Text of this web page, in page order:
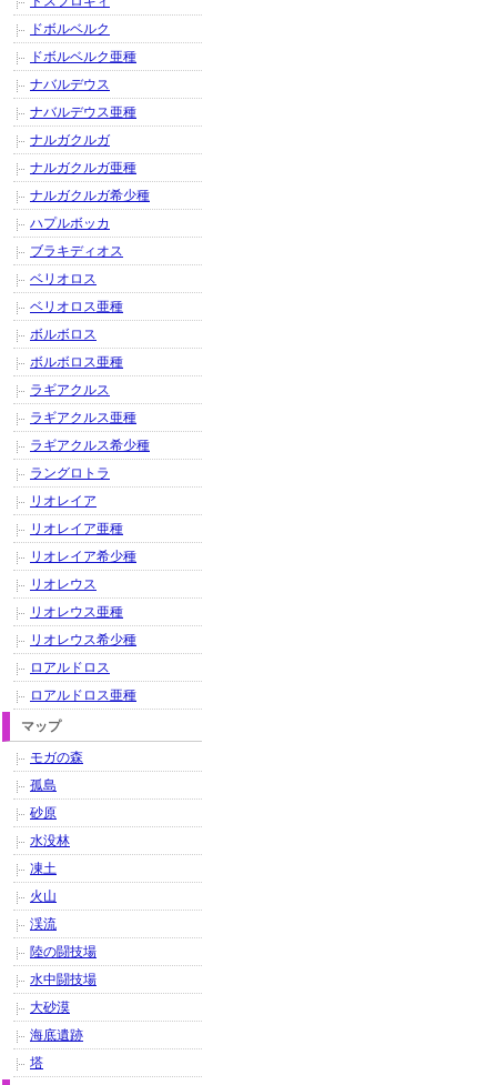
ドボルベルク
ドボルベルク亜種
ナバルデウス
ナバルデウス亜種
ナルガクルガ
ナルガクルガ亜種
ナルガクルガ希少種
ハプルボッカ
ブラキディオス
ベリオロス
ベリオロス亜種
ボルボロス
ボルボロス亜種
ラギアクルス
ラギアクルス亜種
ラギアクルス希少種
ラングロトラ
リオレイア
リオレイア亜種
リオレイア希少種
リオレウス
リオレウス亜種
リオレウス希少種
ロアルドロス
ロアルドロス亜種
マップ
モガの森
孤島
砂原
水没林
凍土
火山
渓流
陸の闘技場
水中闘技場
大砂漠
海底遺跡
塔